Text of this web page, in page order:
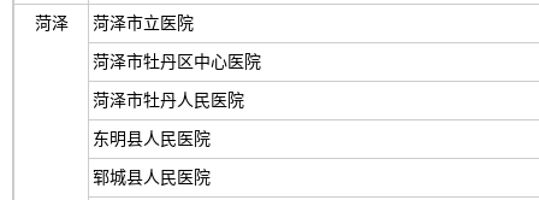
菏泽
菏泽市立医院
菏泽市牡丹区中心医院
菏泽市牡丹人民医院
东明县人民医院
郓城县人民医院